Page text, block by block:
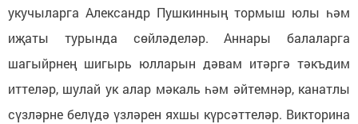
укучыларга Александр Пушкинның тормыш юлы һәм
иҗаты турында сөйләделәр. Аннары балаларга
шагыйрнең шигырь юлларын дәвам итәргә тәкъдим
иттеләр, шулай ук алар мәкаль һәм әйтемнәр, канатлы
сүзләрне белүдә үзләрен яхшы күрсәттеләр. Викторина